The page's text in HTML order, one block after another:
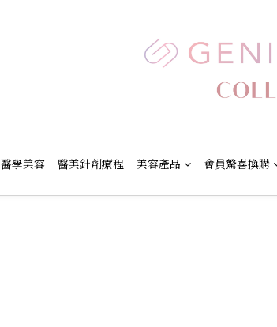
醫學美容 醫美針劑療程 美容產品 會員驚喜換購